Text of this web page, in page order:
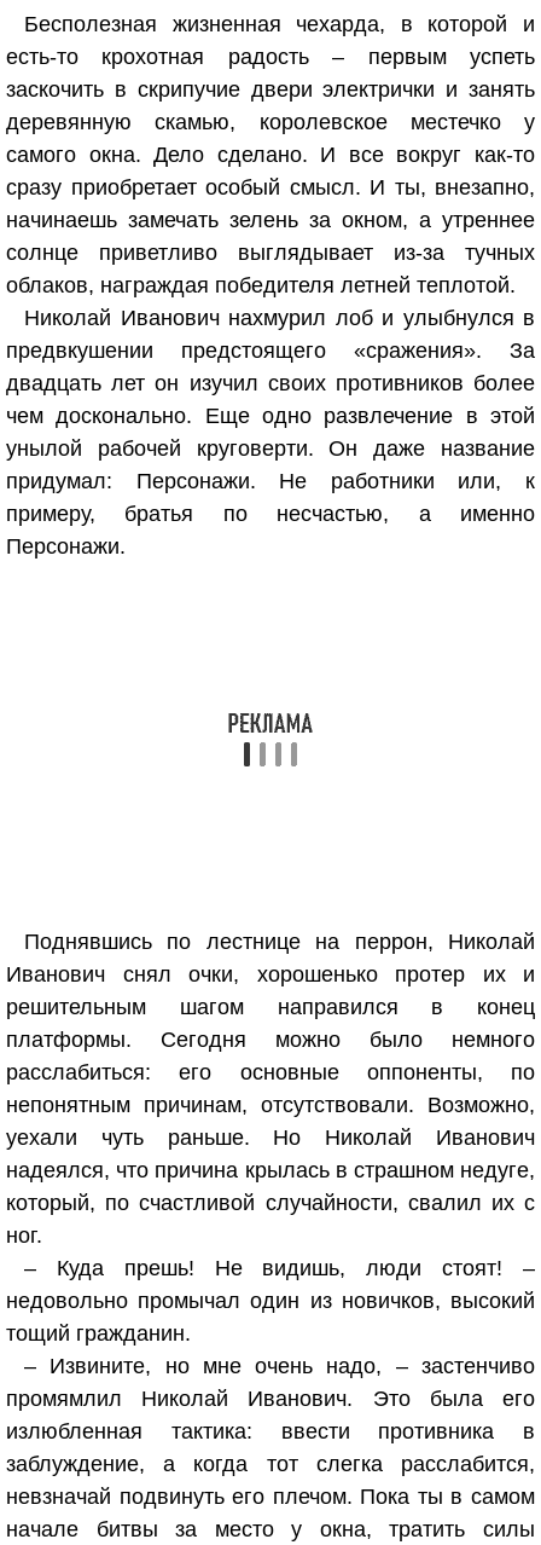
Бесполезная жизненная чехарда, в которой и
есть-то крохотная радость – первым успеть
заскочить в скрипучие двери электрички и занять
деревянную скамью, королевское местечко у
самого окна. Дело сделано. И все вокруг как-то
сразу приобретает особый смысл. И ты, внезапно,
начинаешь замечать зелень за окном, а утреннее
солнце приветливо выглядывает из-за тучных
облаков, награждая победителя летней теплотой.
Николай Иванович нахмурил лоб и улыбнулся в
предвкушении предстоящего «сражения». За
двадцать лет он изучил своих противников более
чем досконально. Еще одно развлечение в этой
унылой рабочей круговерти. Он даже название
придумал: Персонажи. Не работники или, к
примеру, братья по несчастью, а именно
Персонажи.
Поднявшись по лестнице на перрон, Николай
Иванович снял очки, хорошенько протер их и
решительным шагом направился в конец
платформы. Сегодня можно было немного
расслабиться: его основные оппоненты, по
непонятным причинам, отсутствовали. Возможно,
уехали чуть раньше. Но Николай Иванович
надеялся, что причина крылась в страшном недуге,
который, по счастливой случайности, свалил их с
ног.
– Куда прешь! Не видишь, люди стоят! –
недовольно промычал один из новичков, высокий
тощий гражданин.
– Извините, но мне очень надо, – застенчиво
промямлил Николай Иванович. Это была его
излюбленная тактика: ввести противника в
заблуждение, а когда тот слегка расслабится,
невзначай подвинуть его плечом. Пока ты в самом
начале битвы за место у окна, тратить силы